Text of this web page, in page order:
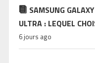
SAMSUNG
ULTRA : LEQUEL
6 jours ago